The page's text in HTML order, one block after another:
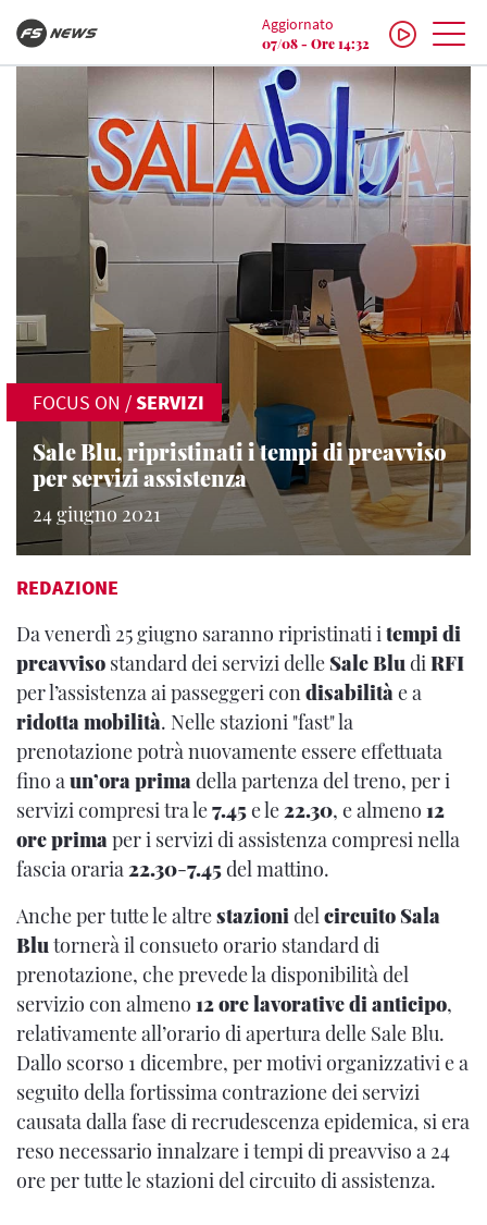
Aggiornato
07/08 - Ore 14:32
FOCUS ON /SERVIZI
Sale Blu, ripristinati i tempi di preavviso
per servizi assistenza
24 giugno 2021
REDAZIONE
Da venerdì 25 giugno saranno ripristinati itempi di
preavviso standard dei servizi delle Sale BludiRFI
per l’assistenza ai passeggeri condisabilitàe a
ridotta mobilità. Nelle stazioni "fast" la
prenotazione potrà nuovamente essere effettuata
fino aun’ora primadella partenza del treno, per i
servizi compresi tra le7.45e le22.30, e almeno 12
ore primaper i servizi di assistenza compresi nella
fascia oraria22.30-7.45del mattino.
Anche per tutte le altrestazionidelcircuito Sala
Blutornerà il consueto orario standard di
prenotazione, che prevede la disponibilità del
servizio con almeno 12 ore lavorative di anticipo,
relativamente all’orario di apertura delle Sale Blu.
Dallo scorso 1 dicembre, per motivi organizzativi e a
seguito della fortissima contrazione dei servizi
causata dalla fase di recrudescenza epidemica, si era
reso necessario innalzare i tempi di preavviso a 24
ore per tutte le stazioni del circuito di assistenza.